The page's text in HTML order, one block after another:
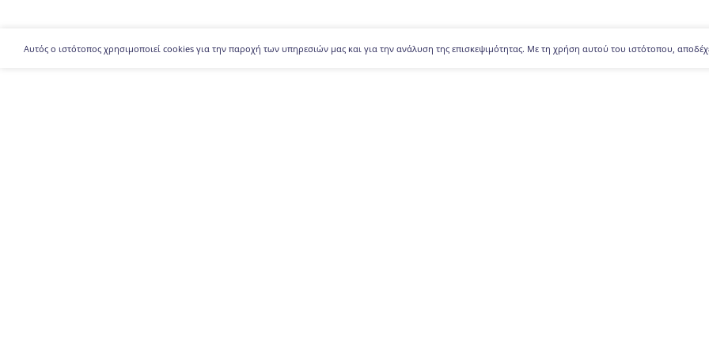
Αυτός ο ιστότοπος χρησιμοποιεί cookies για την παροχή των υπηρεσιών μας και για την ανάλυση της επισκεψιμότητας. Με τη χρήση αυτού του ιστότοπου,